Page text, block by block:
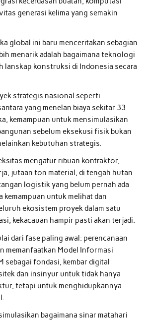
generasi kelima yang semakin
global ini baru menceritakan sebagian
menarik adalah bagaimana teknologi
lanskap konstruksi di Indonesia secara
strategis nasional seperti
yang menelan biaya sekitar 33
kemampuan untuk mensimulasikan
sebelum eksekusi fisik bukan
kebutuhan strategis.
mengatur ribuan kontraktor,
jutaan ton material, di tengah hutan
logistik yang belum pernah ada
kemampuan untuk melihat dan
ekosistem proyek dalam satu
kekacauan hampir pasti akan terjadi.
dari fase paling awal: perencanaan
memanfaatkan Model Informasi
sebagai fondasi, kembar digital
dan insinyur untuk tidak hanya
tetapi untuk menghidupkannya
bagaimana sinar matahari